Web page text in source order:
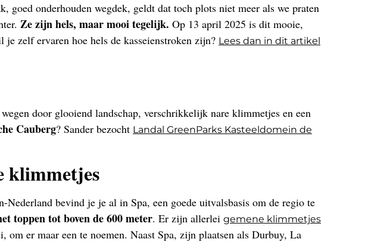
goed onderhouden wegdek, geldt dat toch plots niet meer als we praten
Ze zijn hels, maar mooi tegelijk. Op 13 april 2025 is dit mooie,
zelf ervaren hoe hels de kasseienstroken zijn? Lees dan in dit artikel
door glooiend landschap, verschrikkelijk nare klimmetjes en een
Cauberg? Sander bezocht Landal GreenParks Kasteeldomein de
klimmetjes
bevind je je al in Spa, een goede uitvalsbasis om de regio te
toppen tot boven de 600 meter. Er zijn allerlei gemene klimmetjes
om er maar een te noemen. Naast Spa, zijn plaatsen als Durbuy, La